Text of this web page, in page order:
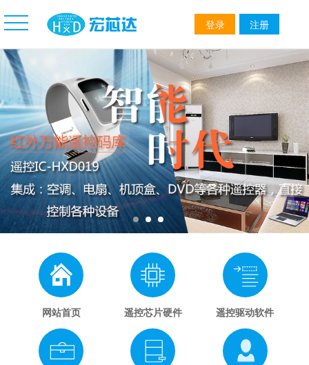
登录 注册
网站首页 遥控芯片硬件 遥控驱动软件